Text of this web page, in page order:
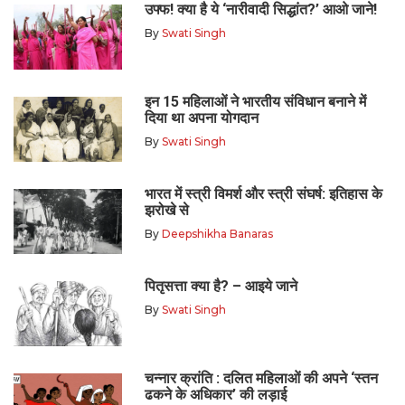
उफ्फ! क्या है ये ‘नारीवादी सिद्धांत?’ आओ जाने!
By Swati Singh
इन 15 महिलाओं ने भारतीय संविधान बनाने में
दिया था अपना योगदान
By Swati Singh
भारत में स्त्री विमर्श और स्त्री संघर्ष: इतिहास के
झरोखे से
By Deepshikha Banaras
पितृसत्ता क्या है? – आइये जाने
By Swati Singh
चन्नार क्रांति : दलित महिलाओं की अपने ‘स्तन
ढकने के अधिकार’ की लड़ाई